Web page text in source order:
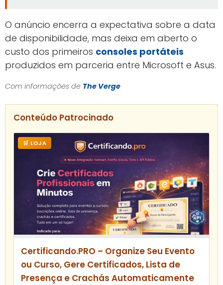
O anúncio encerra a expectativa sobre a data
de disponibilidade, mas deixa em aberto o
custo dos primeiros consoles portáteis
produzidos em parceria entre Microsoft e Asus.
Com informações de The Verge
Conteúdo Patrocinado
🛒 LOJA
Certificando.PRO – Organize Seu Evento
ou Curso, Gere Certificados, Lista de
Presença e Crachás Automaticamente